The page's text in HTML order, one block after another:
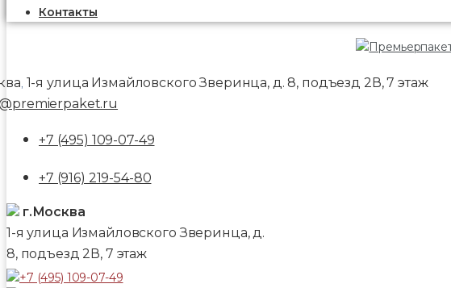
Контакты
, 1-я улица Измайловского Зверинца, д. 8, подъезд 2В, 7 этаж
+7 (495) 109-07-49
+7 (916) 219-54-80
г.Москва
1-я улица Измайловского Зверинца, д.
8, подъезд 2В, 7 этаж
+7 (495) 109-07-49